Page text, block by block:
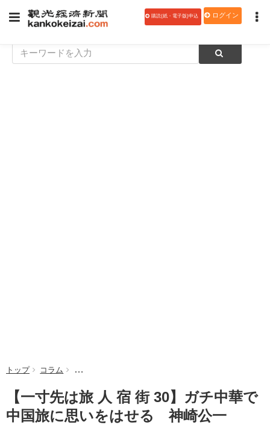
購読(紙・電子版)申込 ログイン
トップ コラム 【一寸先は旅 人 宿 街 30】ガチ中華で中国旅に思い
【一寸先は旅 人 宿 街 30】ガチ中華で
中国旅に思いをはせる 神崎公一